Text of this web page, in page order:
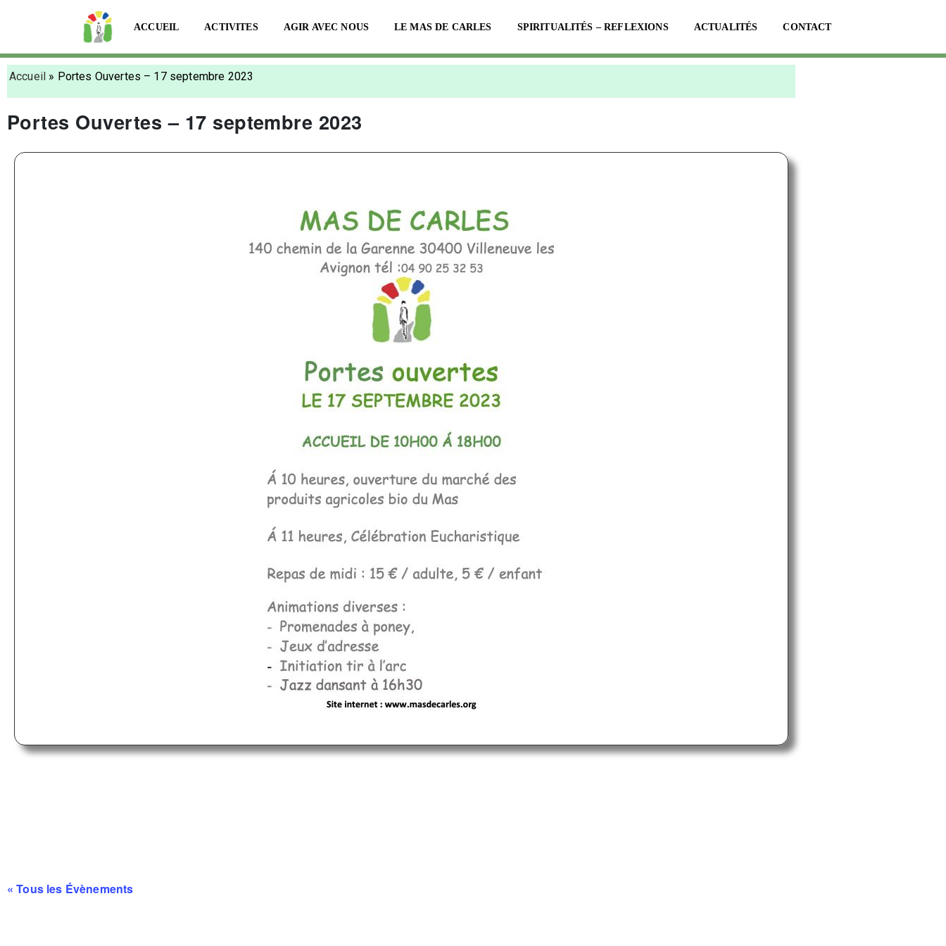
ACCUEIL ACTIVITES AGIR AVEC NOUS LE MAS DE CARLES SPIRITUALITÉS – REFLEXIONS ACTUALITÉS CONTACT
Accueil » Portes Ouvertes – 17 septembre 2023
Portes Ouvertes – 17 septembre 2023
« Tous les Évènements